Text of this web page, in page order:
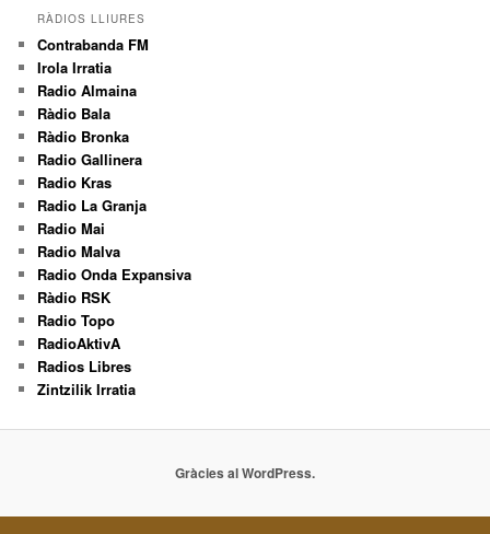
RÀDIOS LLIURES
Contrabanda FM
Irola Irratia
Radio Almaina
Ràdio Bala
Ràdio Bronka
Radio Gallinera
Radio Kras
Radio La Granja
Radio Mai
Radio Malva
Radio Onda Expansiva
Ràdio RSK
Radio Topo
RadioAktivA
Radios Libres
Zintzilik Irratia
Gràcies al WordPress.